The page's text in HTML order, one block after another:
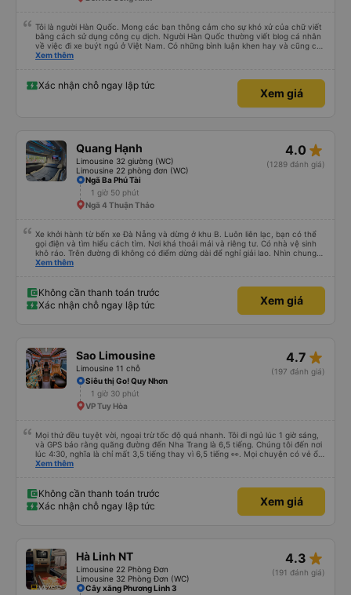
Tôi là người Hàn Quốc. Mong các bạn thông cảm cho sự khó xử của chữ viết
bằng cách sử dụng công cụ dịch. Người Hàn Quốc thường viết blog cá nhân
về việc đi xe buýt ngủ ở Việt Nam. Có những bình luận khen hay và cũng có
những bình luận khen vất vả nên tôi đã rất lo lắng. Đó là một sự lo lắng vô
를 보시게 되는 한국분들께 정보를 드리자면 저는 다낭에서 꾸이년가는 버스를 탔습
니다. 같은 회사라도 버스마다 퀄리티가 다른지는 모르겠는데, 제가 탄 버스는 쾌적
하고 좋았어요. 자리 넓찍하고 베개 이불 깨끗합니다. 뭐 경적소리야 베트남에서는
뭐 전 새우자세가 편해서 불만은 없었습니다 : )
Xem thêm
Xác nhận chỗ ngay lập tức
Xem giá
Quang Hạnh
Limousine 32 giường (WC)
Limousine 22 phòng đơn (WC)
4.0 star_rate
(1289 đánh giá)
Ngã Ba Phú Tài
1 giờ 50 phút
Ngã 4 Thuận Thảo
Xe khởi hành từ bến xe Đà Nẵng và dừng ở khu B. Luôn liên lạc, bạn có thể
gọi điện và tìm hiểu cách tìm. Nơi khá thoải mái và riêng tư. Có nhà vệ sinh
khô ráo. Trên đường đi không có điểm dừng dài để nghỉ giải lao. Nhìn chung
mọi thứ đều tuyệt vời.
Xem thêm
Không cần thanh toán trước
Xác nhận chỗ ngay lập tức
Xem giá
Sao Limousine
Limousine 11 chỗ
4.7 star_rate
(197 đánh giá)
Siêu thị Go! Quy Nhơn
1 giờ 30 phút
VP Tuy Hòa
Mọi thứ đều tuyệt vời, ngoại trừ tốc độ quá nhanh. Tôi đi ngủ lúc 1 giờ sáng,
và GPS báo rằng quãng đường đến Nha Trang là 6,5 tiếng. Chúng tôi đến nơi
lúc 4:30, nghĩa là chỉ mất 3,5 tiếng thay vì 6,5 tiếng 👀. Mọi chuyện có vẻ ổn,
nhưng thật đáng sợ khi những chiếc xe buýt đi ngược chiều phóng qua quá
trình đến Thành phố Hồ Chí Minh không nhanh đến vậy. Nhưng hành trình
trở về thì nhanh hơn. Chăn ga gối đệm sạch sẽ, và tôi ngủ rất ngon ❤️
Xem thêm
Không cần thanh toán trước
Xác nhận chỗ ngay lập tức
Xem giá
Hà Linh NT
Limousine 22 Phòng Đơn
Limousine 32 Phòng Đơn (WC)
4.3 star_rate
(191 đánh giá)
Cây xăng Phương Linh 3